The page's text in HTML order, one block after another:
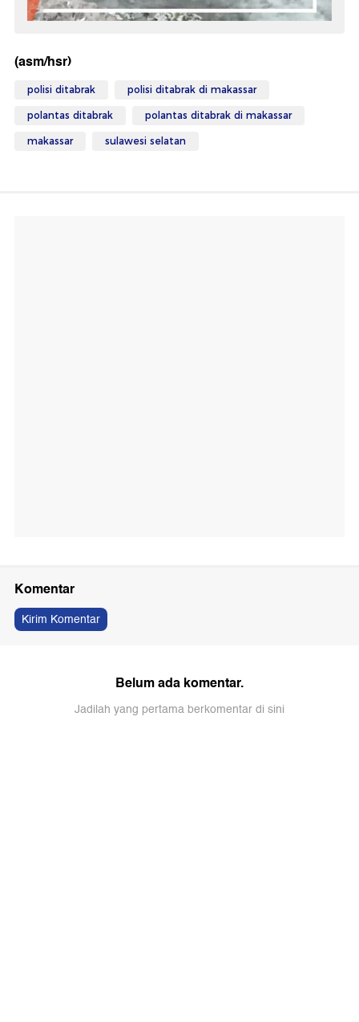
(asm/hsr)
polisi ditabrak polisi ditabrak di makassar
polantas ditabrak polantas ditabrak di makassar
makassar sulawesi selatan
Komentar
Kirim Komentar
Belum ada komentar.
Jadilah yang pertama berkomentar di sini